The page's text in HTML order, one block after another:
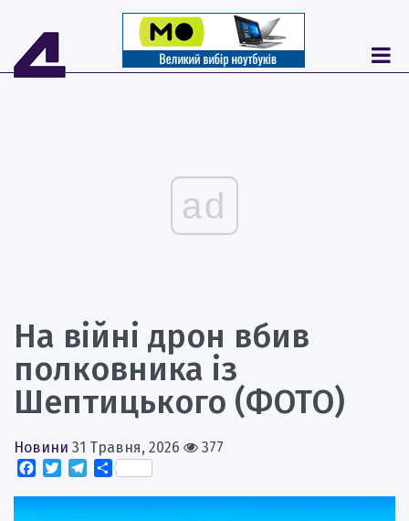
ad
На війні дрон вбив
полковника із
Шептицького (ФОТО)
Новини 31 Травня, 2026
377
Facebook
TwitterTelegram
Поділитися